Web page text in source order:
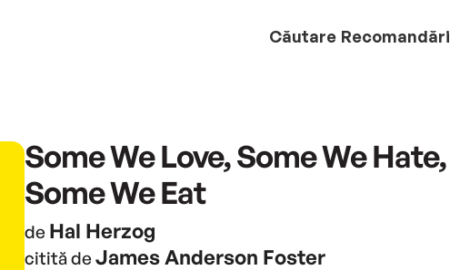
Căutare Recomandări
Some We Love, Some We Hate,
Some We Eat
de Hal Herzog
citită de James Anderson Foster